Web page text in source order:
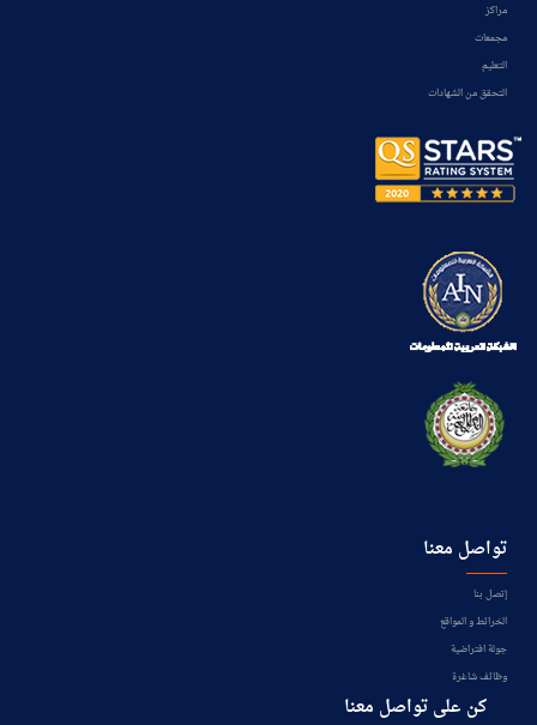
مراكز
مجمعات
التعليم
التحقق من الشهادات
تواصل معنا
إتصل بنا
الخرائط و المواقع
جولة افتراضية
وظائف شاغرة
كن على تواصل معنا